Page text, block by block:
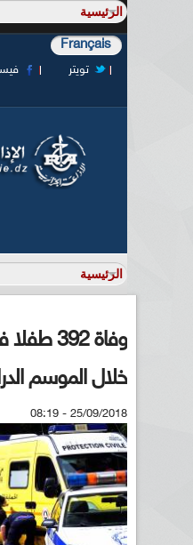
Français
تويتر
وفاة
خلال الموسم الدراسي
25/09/2018 - 08:19